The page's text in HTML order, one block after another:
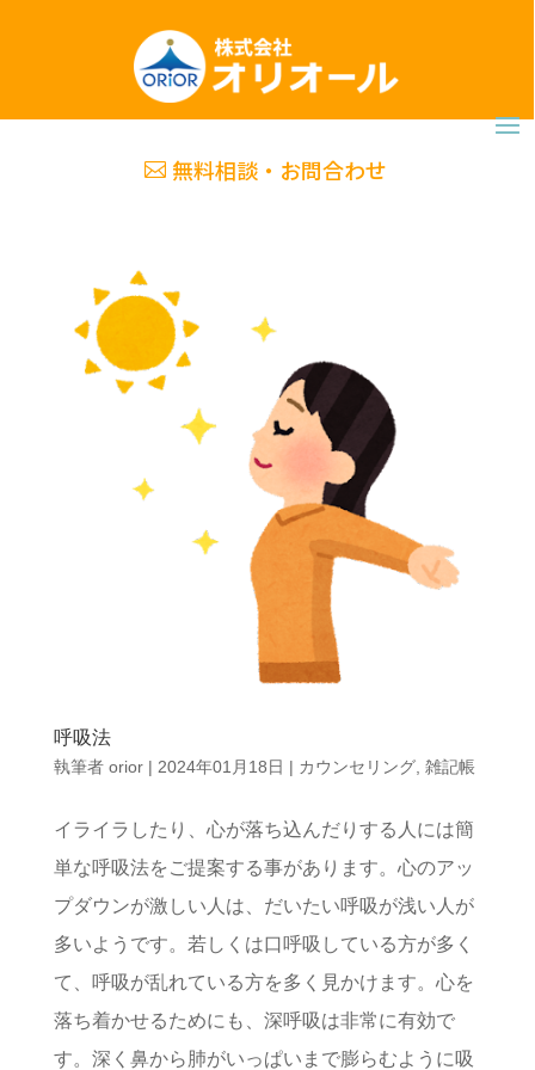
無料相談・お問合わせ
呼吸法
執筆者 orior| 2024年01月18日 | カウンセリング, 雑記帳
イライラしたり、心が落ち込んだりする人には簡
単な呼吸法をご提案する事があります。心のアッ
プダウンが激しい人は、だいたい呼吸が浅い人が
多いようです。若しくは口呼吸している方が多く
て、呼吸が乱れている方を多く見かけます。心を
落ち着かせるためにも、深呼吸は非常に有効で
す。深く鼻から肺がいっぱいまで膨らむように吸